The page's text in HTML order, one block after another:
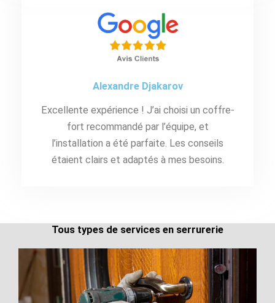
Alexandre Djakarov
Excellente expérience ! J’ai choisi un coffre-
fort recommandé par l’équipe, et
l’installation a été parfaite. Les conseils
étaient clairs et adaptés à mes besoins.
Tous types de services en serrurerie